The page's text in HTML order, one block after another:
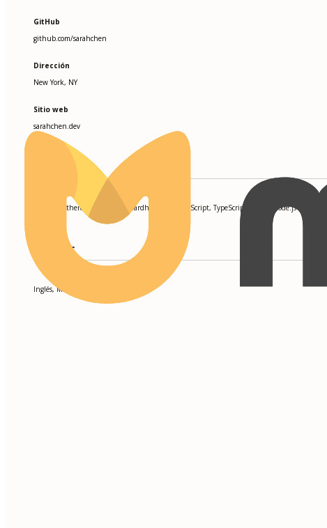
GitHub
github.com/sarahchen
Dirección
New York, NY
Sitio web
sarahchen.dev
HABILIDADES
Solidity, Ethereum, Web3.js, Hardhat, IPFS, JavaScript, TypeScript, React, Node.js
IDIOMAS
Inglés, Mandarín